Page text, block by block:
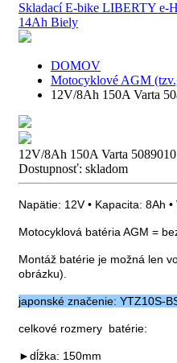
Skladací E-bike LIBERTY e-
14Ah Biely
DOMOV
Motocyklové AGM
12V/8Ah 150A Varta
12V/8Ah 150A Varta
Dostupnosť: skladom
Napätie: 12V • Kapacita: 8Ah
Motocyklová batéria AGM =
Montáž batérie je možná len
obrázku).
japonské značenie: YTZ10S-
celkové rozmery batérie:
►dĺžka: 150mm